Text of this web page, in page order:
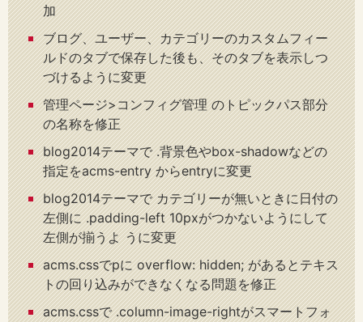
加
ブログ、ユーザー、カテゴリーのカスタムフィー
ルドのタブで保存した後も、そのタブを表示しつ
づけるように変更
管理ページ>コンフィグ管理 のトピックパス部分
の名称を修正
blog2014テーマで .背景色やbox-shadowなどの
指定をacms-entry からentryに変更
blog2014テーマで カテゴリーが無いときに日付の
左側に .padding-left 10pxがつかないようにして
左側が揃うよ うに変更
acms.cssでpに overflow: hidden; があるとテキス
トの回り込みができなくなる問題を修正
acms.cssで .column-image-rightがスマートフォ